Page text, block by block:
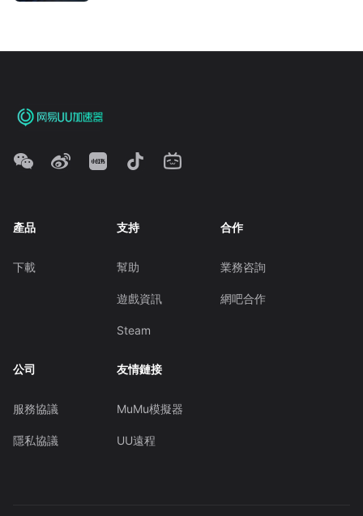
產品
下載
支持
幫助
遊戲資訊
Steam
合作
業務咨詢
網吧合作
公司
服務協議
隱私協議
友情鏈接
MuMu模擬器
UU遠程